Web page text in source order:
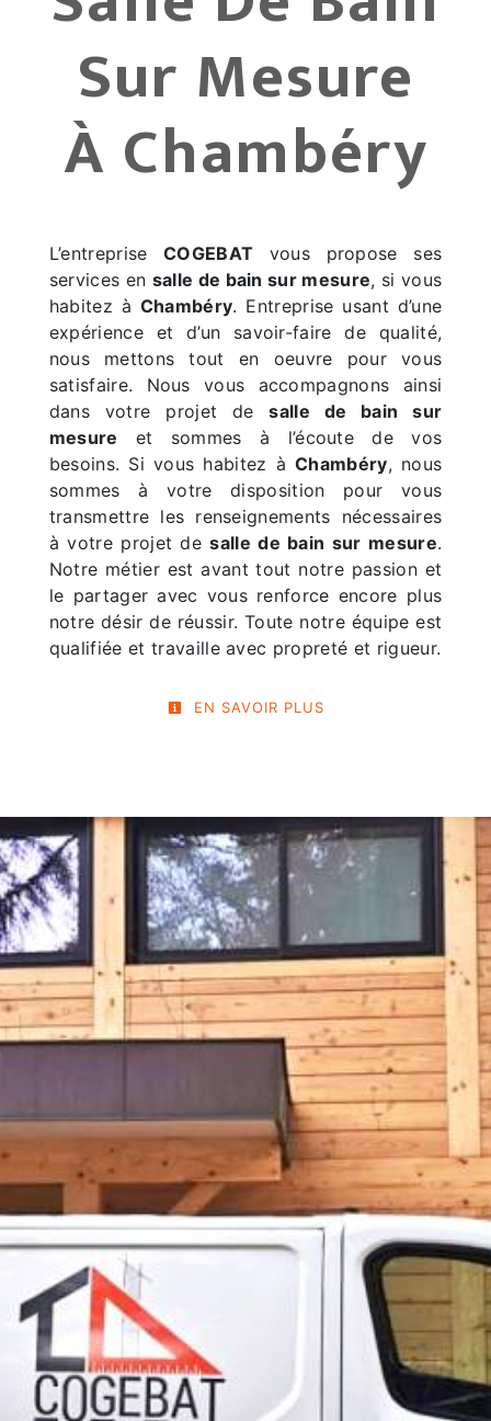
Sur Mesure
À Chambéry
L’entrepriseCOGEBAT vous propose ses
services en salle de bain sur mesure, si vous
habitez à Chambéry. Entreprise usant d’une
expérience et d’un savoir-faire de qualité,
nous mettons tout en oeuvre pour vous
satisfaire. Nous vous accompagnons ainsi
dans votre projet desalle de bain sur
mesure et sommes à l’écoute de vos
besoins. Si vous habitez àChambéry, nous
sommes à votre disposition pour vous
transmettre les renseignements nécessaires
à votre projet desalle de bain sur mesure.
Notre métier est avant tout notre passion et
le partager avec vous renforce encore plus
notre désir de réussir. Toute notre équipe est
qualifiée et travaille avec propreté et rigueur.
EN SAVOIR PLUS